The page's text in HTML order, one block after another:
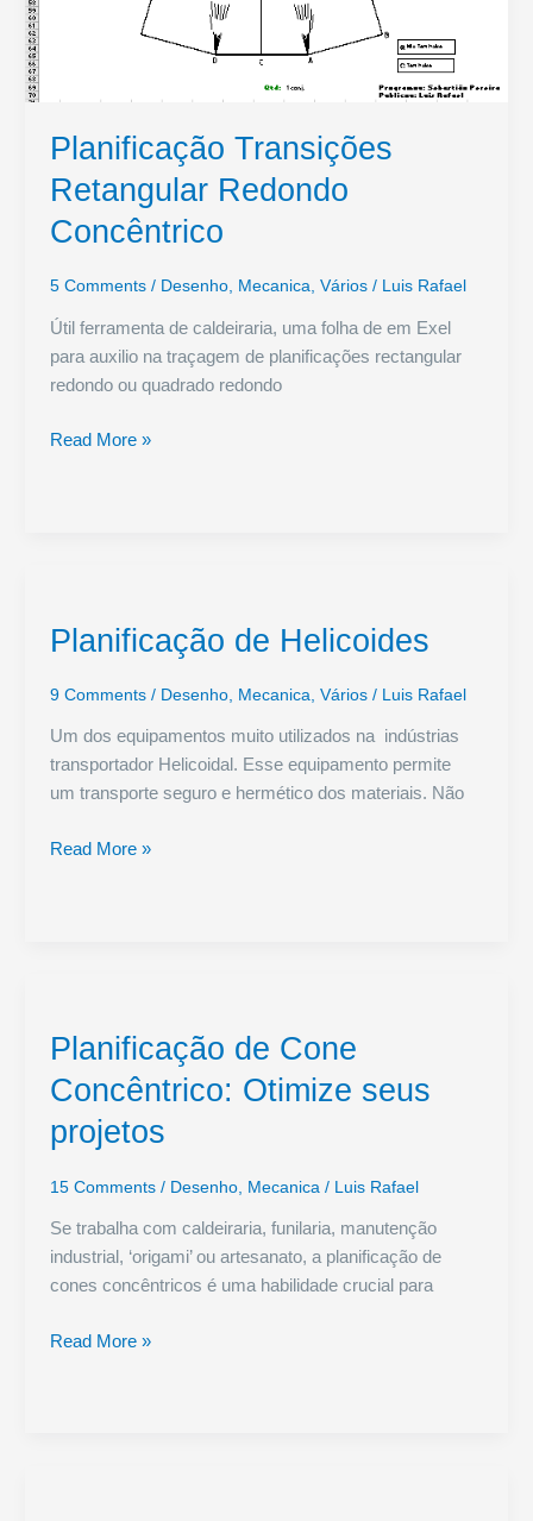
Planificação Transições
Retangular Redondo
Concêntrico
5 Comments / Desenho, Mecanica, Vários/ Luis Rafael
Útil ferramenta de caldeiraria, uma folha de em Exel
para auxilio na traçagem de planificações rectangular
redondo ou quadrado redondo
Planificação
Read More »
Planificação de Helicoides
9 Comments / Desenho, Mecanica Vários/ Luis Rafael
Um dos equipamentos muito utilizados na indústrias
transportador Helicoidal. Esse equipamento permite
um transporte seguro e hermético dos materiais. Não
Planificação
Read More »
Planificação de Cone
Concêntrico: Otimize seus
projetos
15 Comments / Desenho, Mecanica / Luis Rafael
Se trabalha com caldeiraria, funilaria, manutenção
industrial, ‘origami’ ou artesanato, a planificação de
cones concêntricos é uma habilidade crucial para
Planificação
Read More »